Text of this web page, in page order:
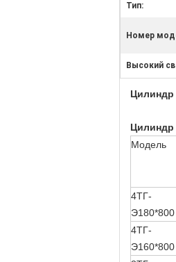
Тип:
Номер
Высокий
Цилиндр
Цилиндр
Модель
4ТГ-
Э180*800
4ТГ-
Э160*800